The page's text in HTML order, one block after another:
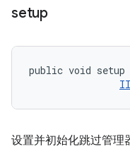
setup
public void setup
设置并初始化跳过管理